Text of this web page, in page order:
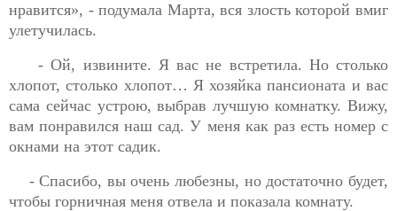
нравится», - подумала Марта, вся злость которой вмиг
улетучилась.
- Ой, извините. Я вас не встретила. Но столько
хлопот, столько хлопот… Я хозяйка пансионата и вас
сама сейчас устрою, выбрав лучшую комнатку. Вижу,
вам понравился наш сад. У меня как раз есть номер с
окнами на этот садик.
- Спасибо, вы очень любезны, но достаточно будет,
чтобы горничная меня отвела и показала комнату.